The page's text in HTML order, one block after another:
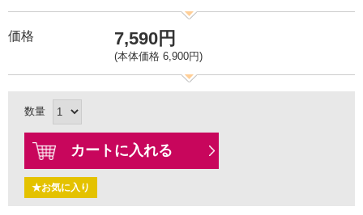
価格 7,590円
(本体価格 6,900円)
数量
カートに入れる
★お気に入り